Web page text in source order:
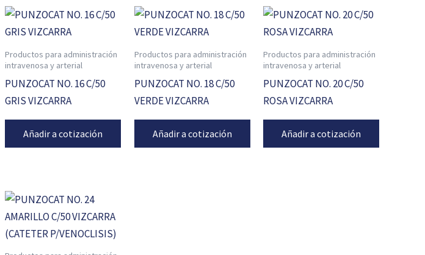
Productos para administración
intravenosa y arterial
PUNZOCAT NO. 16 C/50
GRIS VIZCARRA
Añadir a cotización
Productos para administración
intravenosa y arterial
PUNZOCAT NO. 18 C/50
VERDE VIZCARRA
Añadir a cotización
Productos para administración
intravenosa y arterial
PUNZOCAT NO. 20 C/50
ROSA VIZCARRA
Añadir a cotización